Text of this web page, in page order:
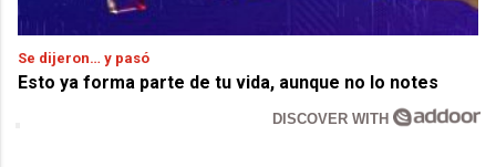
Se dijeron… y pasó
Esto ya forma parte de tu vida, aunque no lo notes
DISCOVER WITH